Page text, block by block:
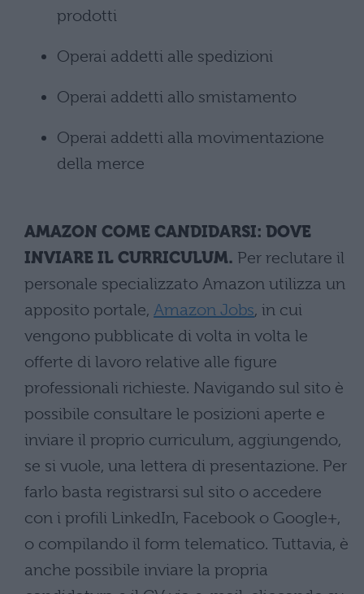
prodotti
Operai addetti alle spedizioni
Operai addetti allo smistamento
Operai addetti alla movimentazione
della merce
AMAZON COME CANDIDARSI: DOVE
INVIARE IL CURRICULUM. Per reclutare il
personale specializzato Amazon utilizza un
apposito portale, Amazon Jobs, in cui
vengono pubblicate di volta in volta le
offerte di lavoro relative alle figure
professionali richieste. Navigando sul sito è
possibile consultare le posizioni aperte e
inviare il proprio curriculum, aggiungendo,
se si vuole, una lettera di presentazione. Per
farlo basta registrarsi sul sito o accedere
con i profili LinkedIn, Facebook o Google+,
o compilando il form telematico. Tuttavia, è
anche possibile inviare la propria